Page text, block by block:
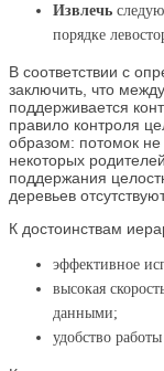
Извлечь
порядке
В соответствии с
заключить, что
поддерживается
правило контроля
образом: потомок
некоторых
поддержания
деревьев
К достоинствам
эффективное
высокая
данными;
удобство